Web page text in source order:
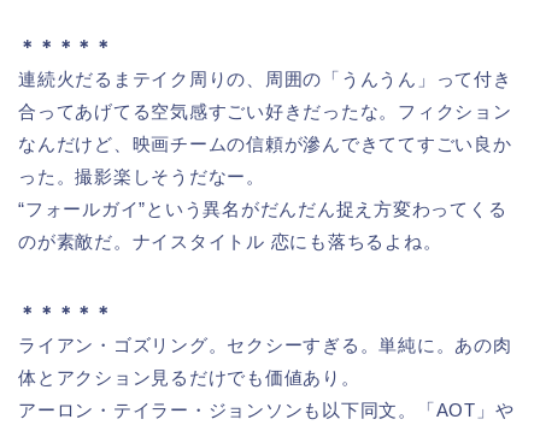
＊＊＊＊＊
連続火だるまテイク周りの、周囲の「うんうん」って付き
合ってあげてる空気感すごい好きだったな。フィクション
なんだけど、映画チームの信頼が滲んできててすごい良か
った。撮影楽しそうだなー。
“フォールガイ”という異名がだんだん捉え方変わってくる
のが素敵だ。ナイスタイトル 恋にも落ちるよね。
＊＊＊＊＊
ライアン・ゴズリング。セクシーすぎる。単純に。あの肉
体とアクション見るだけでも価値あり。
アーロン・テイラー・ジョンソンも以下同文。「AOT」や